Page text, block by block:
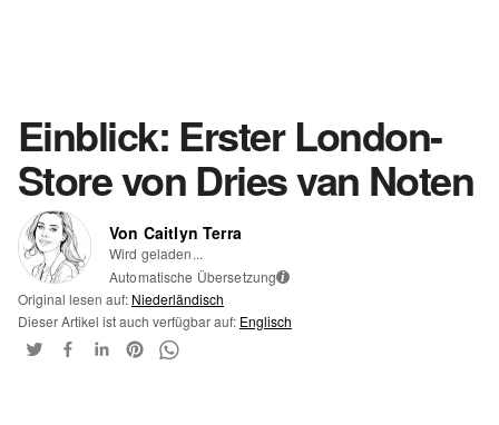
Einblick: Erster London-
Store von Dries van Noten
Von Caitlyn Terra
Wird geladen...
Automatische Übersetzung i
Original lesen auf: Niederländisch
Dieser Artikel ist auch verfügbar auf: Englisch